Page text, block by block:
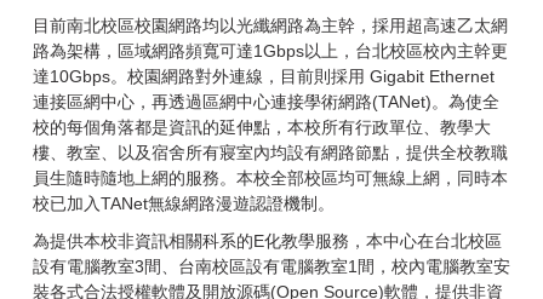
目前南北校區校園網路均以光纖網路為主幹，採用超高速乙太網
路為架構，區域網路頻寬可達1Gbps以上，台北校區校內主幹更
達10Gbps。校園網路對外連線，目前則採用 Gigabit Ethernet
連接區網中心，再透過區網中心連接學術網路(TANet)。為使全
校的每個角落都是資訊的延伸點，本校所有行政單位、教學大
樓、教室、以及宿舍所有寢室內均設有網路節點，提供全校教職
員生隨時隨地上網的服務。本校全部校區均可無線上網，同時本
校已加入TANet無線網路漫遊認證機制。
為提供本校非資訊相關科系的E化教學服務，本中心在台北校區
設有電腦教室3間、台南校區設有電腦教室1間，校內電腦教室安
裝各式合法授權軟體及開放源碼(Open Source)軟體，提供非資